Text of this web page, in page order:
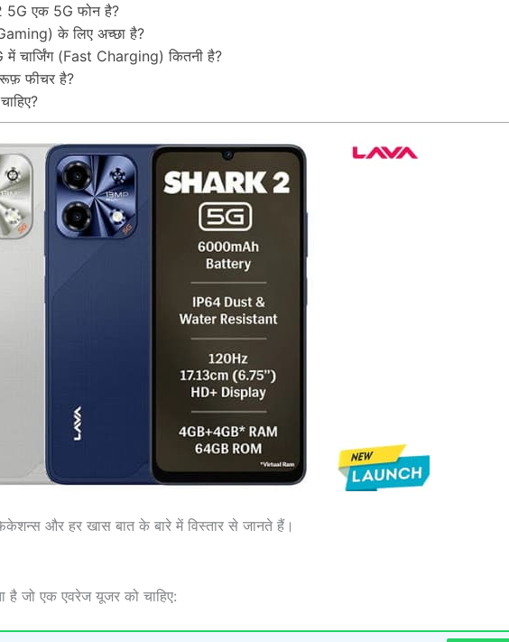
5G एक 5G फोन है?
के लिए अच्छा है?
चार्जिंग (Fast Charging) कितनी है?
फीचर है?
और हर खास बात के बारे में विस्तार से जानते हैं।
जो एक एवरेज यूजर को चाहिए: